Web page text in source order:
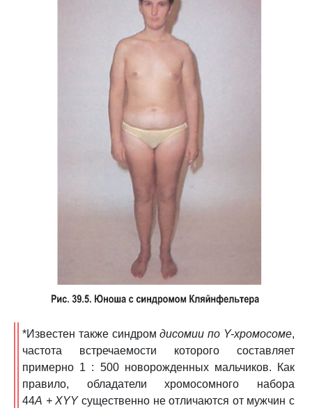
*Известен также синдромдисомии по Y-хромосоме,
частота встречаемости которого составляет
примерно 1 : 500 новорожденных мальчиков. Как
правило, обладатели хромосомного набора
44А + ХYYсущественно не отличаются от мужчин с